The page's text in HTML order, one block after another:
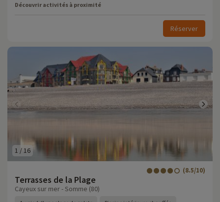
Découvrir activités à proximité
Réserver
1 /16
Terrasses de la Plage
(8.5/10)
Cayeux sur mer - Somme (80)